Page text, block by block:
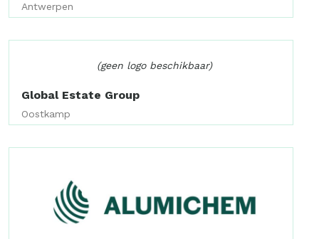
Antwerpen
(geen logo beschikbaar)
Global Estate Group
Oostkamp